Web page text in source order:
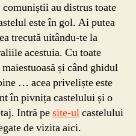
au distrus toate
este în gol. Ai putea
trecută uitându-te la
acestuia. Cu toate
și când ghidul
… acea priveliște este
în pivnița castelului și o
Intră pesite-ulcastelului
de vizita aici.